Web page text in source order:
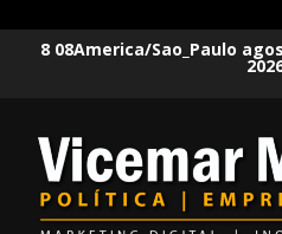
8 08America/Sao_Paulo